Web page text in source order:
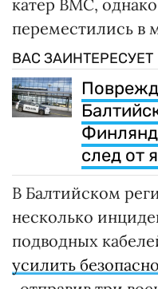
катер ВМС,
переместились в
ВАС ЗАИНТЕРЕСУЕТ
след от
В Балтийском
несколько
подводных
усилить